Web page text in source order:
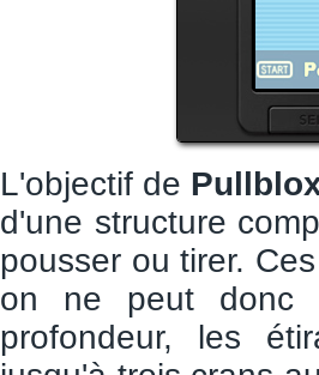
L'objectif de
d'une structure
pousser ou tirer.
on ne peut donc
profondeur, les